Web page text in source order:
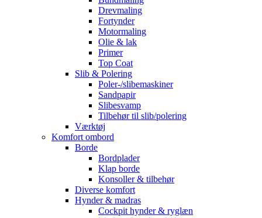
Drevmaling
Fortynder
Motormaling
Olie & lak
Primer
Top Coat
Slib & Polering
Poler-/slibemaskiner
Sandpapir
Slibesvamp
Tilbehør til slib/polering
Værktøj
Komfort ombord
Borde
Bordplader
Klap borde
Konsoller & tilbehør
Diverse komfort
Hynder & madras
Cockpit hynder & ryglæn